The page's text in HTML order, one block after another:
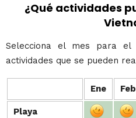
¿Qué actividades
Selecciona el mes para el
actividades que se pueden
Ene Feb
Playa
Playa